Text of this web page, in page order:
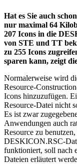
Hat es Sie auch
nur maximal 64
207 Icons in die
von STE und TT
zu 255 Icons
sparen kann, zeigt
Normalerweise wird
Resource-
Icons hinzuzufügen.
Resource-Datei nicht
Es ist zwar
Anwendungen auch
Resource zu
DESKICON.RSC-
funktioniert, soll nach
Dateien erläutert